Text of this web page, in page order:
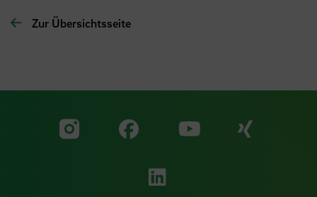
Zur Übersichtsseite
Zu unserer Facebook
Zu
Zu unserer